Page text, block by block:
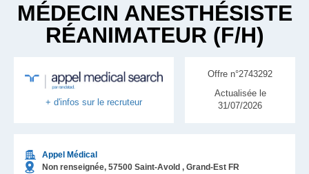
MÉDECIN ANESTHÉSISTE
RÉANIMATEUR (F/H)
+ d'infos sur le recruteur
Appel Médical
Non renseignée, 57500 Saint-Avold , Grand-Est FR
Offre n°2743292
Actualisée le
31/07/2026